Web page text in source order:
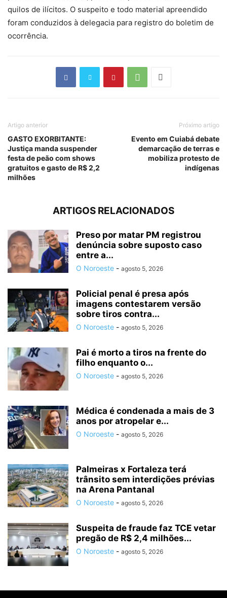
quilos de ilícitos. O suspeito e todo material apreendido
foram conduzidos à delegacia para registro do boletim de
ocorrência.
Artigo anterior
GASTO EXORBITANTE:
Justiça manda suspender
festa de peão com shows
gratuitos e gasto de R$ 2,2
milhões
Próximo artigo
Evento em Cuiabá debate
demarcação de terras e
mobiliza protesto de
indígenas
ARTIGOS RELACIONADOS
Preso por matar PM registrou
denúncia sobre suposto caso
entre a...
O Noroeste - agosto 5, 2026
Policial penal é presa após
imagens contestarem versão
sobre tiros contra...
O Noroeste - agosto 5, 2026
Pai é morto a tiros na frente do
filho enquanto o...
O Noroeste - agosto 5, 2026
Médica é condenada a mais de 3
anos por atropelar e...
O Noroeste - agosto 5, 2026
Palmeiras x Fortaleza terá
trânsito sem interdições prévias
na Arena Pantanal
O Noroeste - agosto 5, 2026
Suspeita de fraude faz TCE vetar
pregão de R$ 2,4 milhões...
O Noroeste - agosto 5, 2026